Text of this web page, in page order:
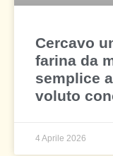
Cercavo
farina da
semplice
voluto
4 Aprile 2026